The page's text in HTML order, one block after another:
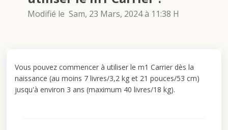
Modifié le Sam, 23 Mars, 2024 à 11:38 H
Vous pouvez commencer à utiliser le m1 Carrier dès la
naissance (au moins 7 livres/3,2 kg et 21 pouces/53 cm)
jusqu'à environ 3 ans (maximum 40 livres/18 kg).